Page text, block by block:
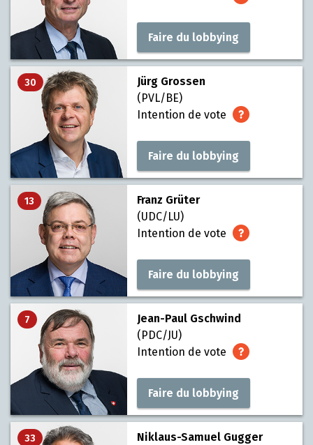
Faire du lobbying
30
Jürg Grossen
(PVL/BE)
Intention de vote
Faire du lobbying
13
Franz Grüter
(UDC/LU)
Intention de vote
Faire du lobbying
7
Jean-Paul Gschwind
(PDC/JU)
Intention de vote
Faire du lobbying
33
Niklaus-Samuel Gugger